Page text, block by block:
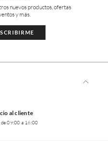
nuevos productos, ofertas
y más.
al cliente
de 09:00 a 16:00